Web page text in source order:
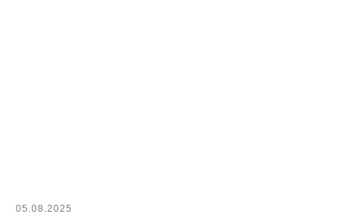
05.08.2025
Меню